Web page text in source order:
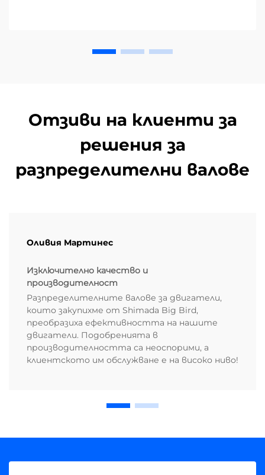
Отзиви на клиенти за
решения за
разпределителни валове
Оливия Мартинес
Изключително качество и
производителност
Разпределителните валове за двигатели,
които закупихме от Shimada Big Bird,
преобразиха ефективността на нашите
двигатели. Подобренията в
производителността са неоспорими, а
клиентското им обслужване е на високо ниво!